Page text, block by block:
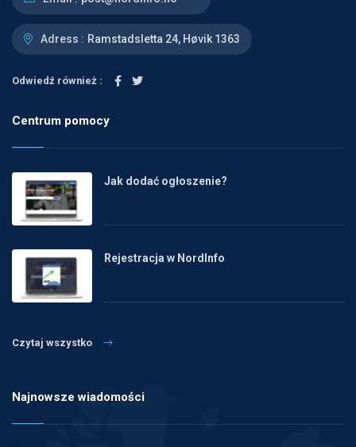
Adress : Ramstadsletta 24, Høvik 1363
Odwiedź również :
Centrum pomocy
Jak dodać ogłoszenie?
Rejestracja w NordInfo
Czytaj wszystko
Najnowsze wiadomości